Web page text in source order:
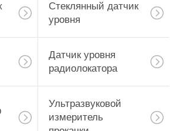
Стеклянный датчик
уровня
Датчик уровня
радиолокатора
Ультразвуковой
измеритель